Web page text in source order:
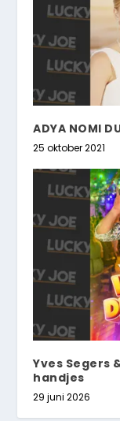
ADYA NOMI
25 oktober 2021
Yves Segers
handjes
29 juni 2026